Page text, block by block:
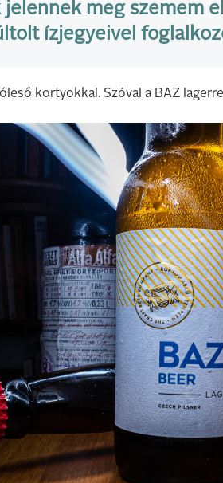
jelennek meg szemem
ízjegyeivel
kortyokkal. Szóval a BAZ